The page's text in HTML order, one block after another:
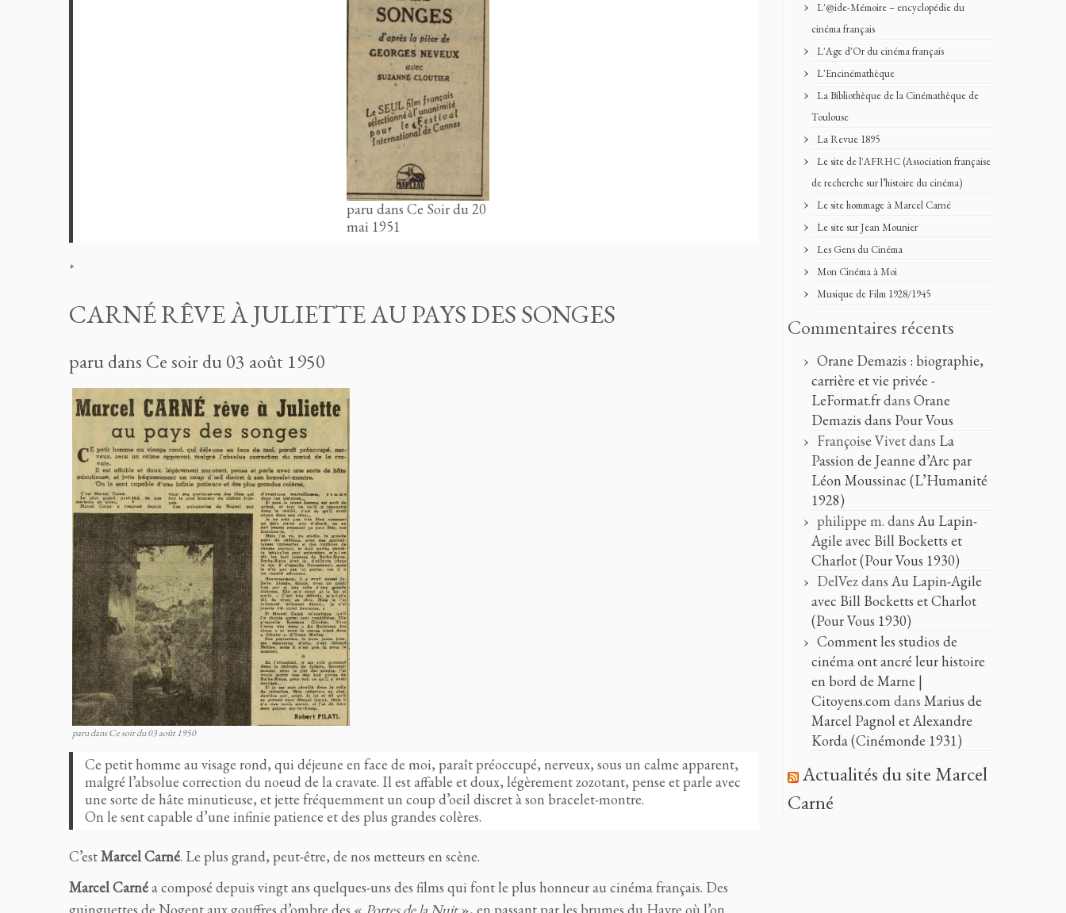
paru dans Ce Soir du 20
mai 1951
*
CARNÉ RÊVE À JULIETTE AU PAYS DES SONGES
paru dans Ce soir du 03 août 1950
paru dans Ce soir du 03 août 1950
Ce petit homme au visage rond, qui déjeune en face de moi, paraît préoccupé, nerveux, sous un calme apparent,
malgré l’absolue correction du noeud de la cravate. Il est affable et doux, légèrement zozotant, pense et parle avec
une sorte de hâte minutieuse, et jette fréquemment un coup d’oeil discret à son bracelet-montre.
On le sent capable d’une infinie patience et des plus grandes colères.
C’estMarcel Carné. Le plus grand, peut-être, de nos metteurs en scène.
Marcel Carnéa composé depuis vingt ans quelques-uns des films qui font le plus honneur au cinéma français. Des
L'@ide-Mémoire – encyclopédie du
cinéma français
L'Age d'Or du cinéma français
L'Encinémathèque
La Bibliothèque de la Cinémathèque de
Toulouse
La Revue 1895
Le site de l'AFRHC (Association française
de recherche sur l’histoire du cinéma)
Le site hommage à Marcel Carné
Le site sur Jean Mounier
Les Gens du Cinéma
Mon Cinéma à Moi
Musique de Film 1928/1945
Commentaires récents
Orane Demazis : biographie,
carrière et vie privée -
LeFormat.frdans Orane
Demazis dans Pour Vous
Françoise Vivetdans La
Passion de Jeanne d’Arc par
Léon Moussinac (L’Humanité
1928)
philippe m. dans Au Lapin-
Agile avec Bill Bocketts et
Charlot (Pour Vous 1930)
DelVezdans Au Lapin-Agile
avec Bill Bocketts et Charlot
(Pour Vous 1930)
Comment les studios de
cinéma ont ancré leur histoire
en bord de Marne |
Citoyens.comdans Marius de
Marcel Pagnol et Alexandre
Korda (Cinémonde 1931)
Actualités du site Marcel
Carné